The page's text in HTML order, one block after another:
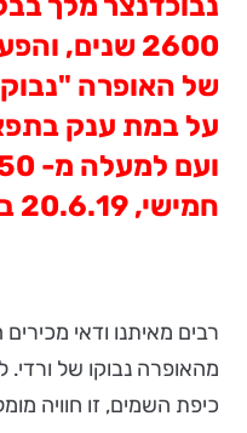
2600 שנים, והפעם בהפקה מרהיבה
של האופרה
על במת ענק
חמישי, 20.6.19 בריכת הסולטן.
רבים מאיתנו ודאי
מהאופרה נבוקו של ורדי.
כיפת השמים, זו חוויה